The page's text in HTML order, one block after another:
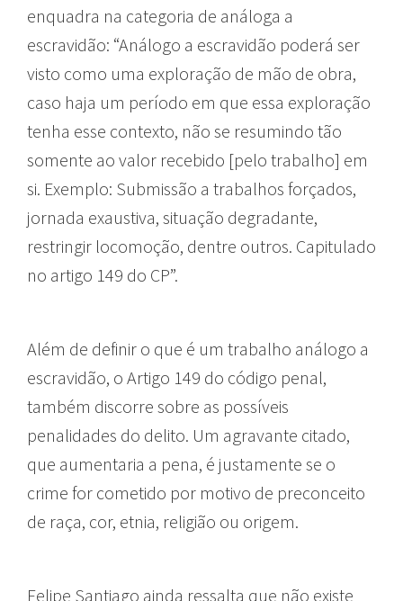
enquadra na categoria de análoga a
escravidão: “Análogo a escravidão poderá ser
visto como uma exploração de mão de obra,
caso haja um período em que essa exploração
tenha esse contexto, não se resumindo tão
somente ao valor recebido [pelo trabalho] em
si. Exemplo: Submissão a trabalhos forçados,
jornada exaustiva, situação degradante,
restringir locomoção, dentre outros. Capitulado
no artigo 149 do CP”.
Além de definir o que é um trabalho análogo a
escravidão, o Artigo 149 do código penal,
também discorre sobre as possíveis
penalidades do delito. Um agravante citado,
que aumentaria a pena, é justamente se o
crime for cometido por motivo de preconceito
de raça, cor, etnia, religião ou origem.
Felipe Santiago ainda ressalta que não existe